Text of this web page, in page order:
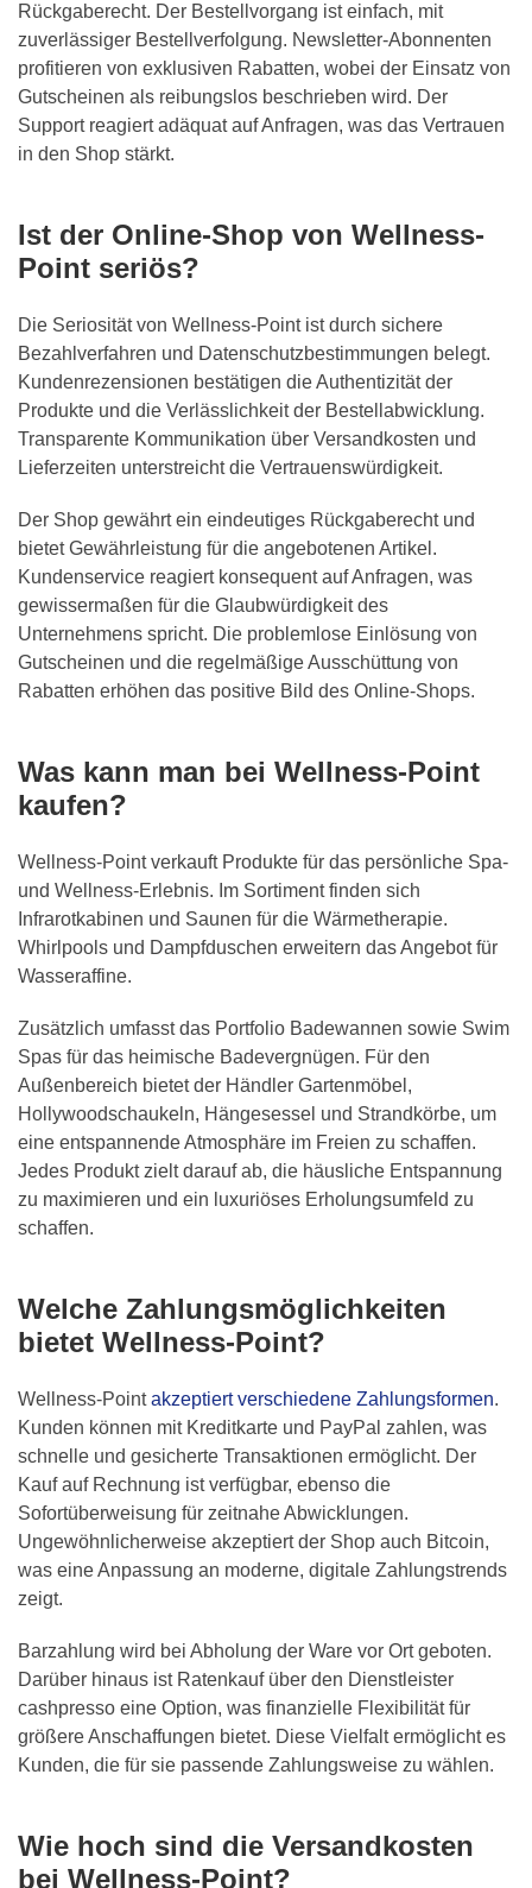
Rückgaberecht. Der Bestellvorgang ist einfach, mit
zuverlässiger Bestellverfolgung. Newsletter-Abonnenten
profitieren von exklusiven Rabatten, wobei der Einsatz von
Gutscheinen als reibungslos beschrieben wird. Der
Support reagiert adäquat auf Anfragen, was das Vertrauen
in den Shop stärkt.
Ist der Online-Shop von Wellness-
Point seriös?
Die Seriosität von Wellness-Point ist durch sichere
Bezahlverfahren und Datenschutzbestimmungen belegt.
Kundenrezensionen bestätigen die Authentizität der
Produkte und die Verlässlichkeit der Bestellabwicklung.
Transparente Kommunikation über Versandkosten und
Lieferzeiten unterstreicht die Vertrauenswürdigkeit.
Der Shop gewährt ein eindeutiges Rückgaberecht und
bietet Gewährleistung für die angebotenen Artikel.
Kundenservice reagiert konsequent auf Anfragen, was
gewissermaßen für die Glaubwürdigkeit des
Unternehmens spricht. Die problemlose Einlösung von
Gutscheinen und die regelmäßige Ausschüttung von
Rabatten erhöhen das positive Bild des Online-Shops.
Was kann man bei Wellness-Point
kaufen?
Wellness-Point verkauft Produkte für das persönliche Spa-
und Wellness-Erlebnis. Im Sortiment finden sich
Infrarotkabinen und Saunen für die Wärmetherapie.
Whirlpools und Dampfduschen erweitern das Angebot für
Wasseraffine.
Zusätzlich umfasst das Portfolio Badewannen sowie Swim
Spas für das heimische Badevergnügen. Für den
Außenbereich bietet der Händler Gartenmöbel,
Hollywoodschaukeln, Hängesessel und Strandkörbe, um
eine entspannende Atmosphäre im Freien zu schaffen.
Jedes Produkt zielt darauf ab, die häusliche Entspannung
zu maximieren und ein luxuriöses Erholungsumfeld zu
schaffen.
Welche Zahlungsmöglichkeiten
bietet Wellness-Point?
Wellness-Pointakzeptiert verschiedene Zahlungsformen.
Kunden können mit Kreditkarte und PayPal zahlen, was
schnelle und gesicherte Transaktionen ermöglicht. Der
Kauf auf Rechnung ist verfügbar, ebenso die
Sofortüberweisung für zeitnahe Abwicklungen.
Ungewöhnlicherweise akzeptiert der Shop auch Bitcoin,
was eine Anpassung an moderne, digitale Zahlungstrends
zeigt.
Barzahlung wird bei Abholung der Ware vor Ort geboten.
Darüber hinaus ist Ratenkauf über den Dienstleister
cashpresso eine Option, was finanzielle Flexibilität für
größere Anschaffungen bietet. Diese Vielfalt ermöglicht es
Kunden, die für sie passende Zahlungsweise zu wählen.
Wie hoch sind die Versandkosten
bei Wellness-Point?